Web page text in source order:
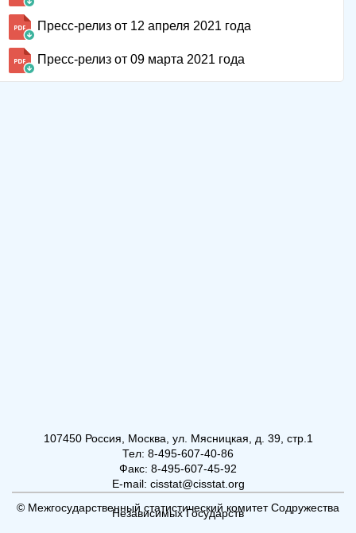
Пресс-релиз от 12 апреля 2021 года
Пресс-релиз от 09 марта 2021 года
107450 Россия, Москва, ул. Мясницкая, д. 39, стр.1
Тел: 8-495-607-40-86
Факс: 8-495-607-45-92
E-mail: cisstat@cisstat.org
© Межгосударственный статистический комитет Содружества
Независимых Государств